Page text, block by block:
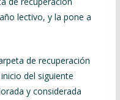
lectivo, y la pone a
de recuperación
del siguiente
y considerada